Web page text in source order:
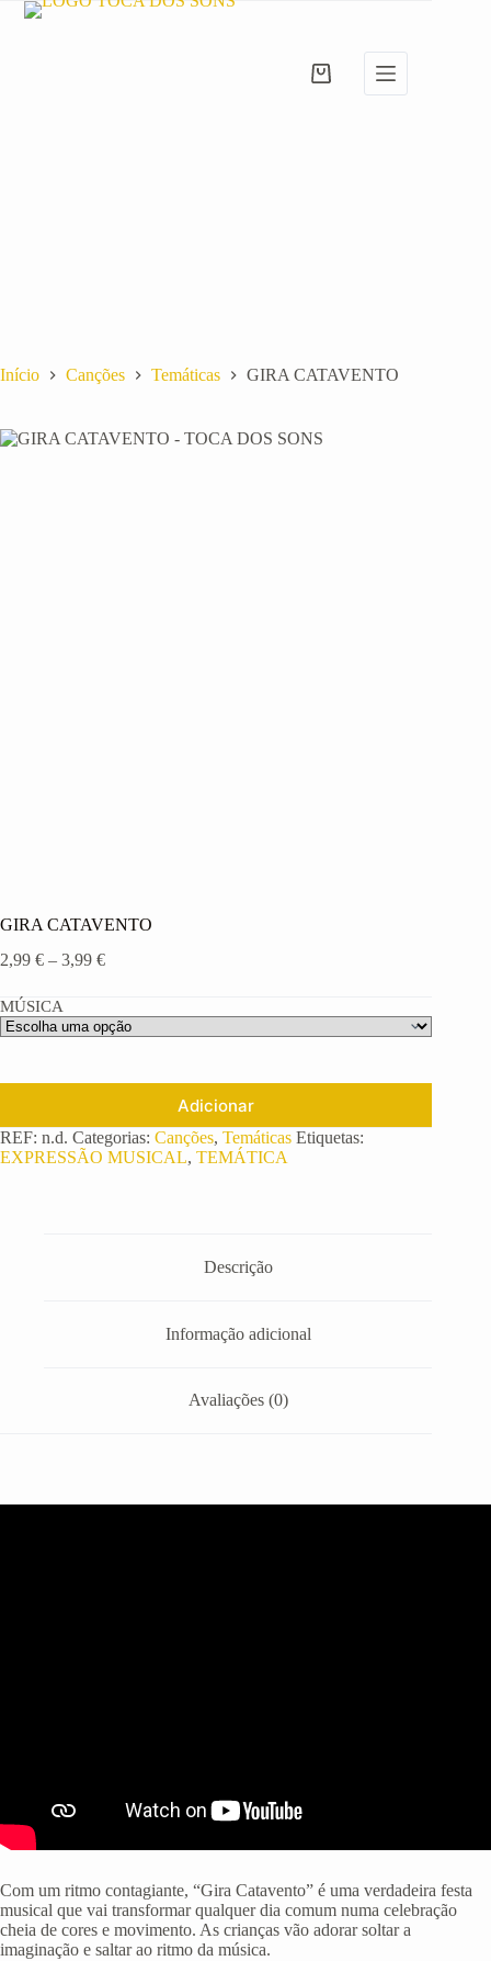
Pular
Carrinho
Início Canções Temáticas GIRA CATAVENTO
GIRA CATAVENTO
2,99 € – 3,99 €Price
through
3,99 €
MÚSICA
Adicionar
REF: n.d. Categorias: Canções, Temáticas Etiquetas:
EXPRESSÃO MUSICAL, TEMÁTICA
Descrição
Informação adicional
Avaliações (0)
Com um ritmo contagiante, “Gira Catavento” é uma verdadeira festa
musical que vai transformar qualquer dia comum numa celebração
cheia de cores e movimento. As crianças vão adorar soltar a
imaginação e saltar ao ritmo da música.